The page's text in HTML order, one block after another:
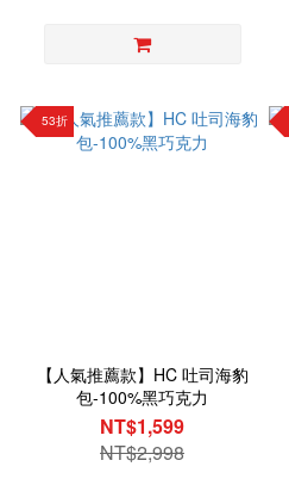
53折
【人氣推薦款】HC 吐司海豹
包-100%黑巧克力
NT$1,599
NT$2,998